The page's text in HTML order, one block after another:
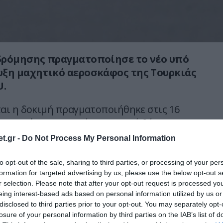
- Do Not Process My Personal Information
opt-out of the sale, sharing to third parties, or processing of your
for targeted advertising by us, please use the below opt-out
selection. Please note that after your opt-out request is processed
interest-based ads based on personal information utilized by us
to third parties prior to your opt-out. You may separately
of your personal information by third parties on the IAB’s list of
πραγματοποίησε το νέο υπό
μαχητικό αεροσκάφος της Τουρκιάς
.
η δοκιμή πραγματοποιήθηκε στις 16
η πρώτη για το νέο μαχητικό θέτοντας σε
του.